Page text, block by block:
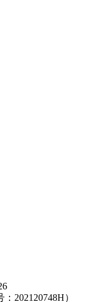
202120748H）